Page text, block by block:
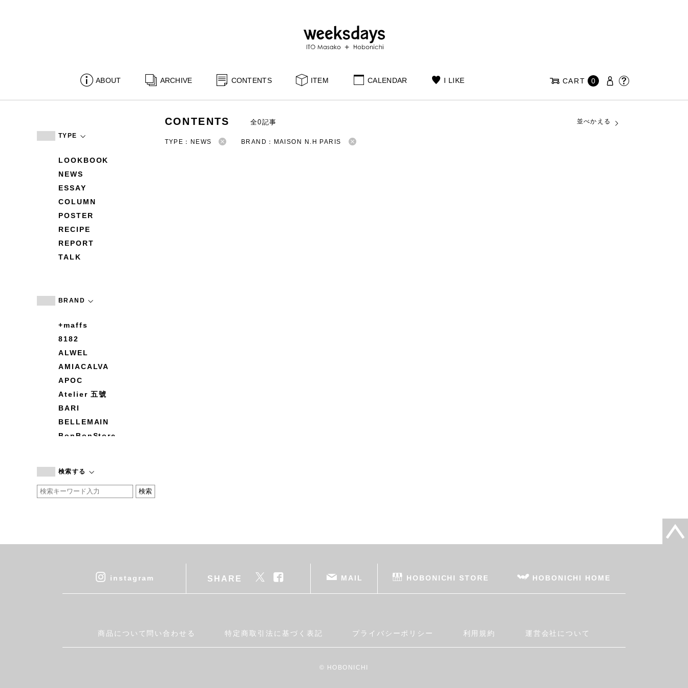
ABOUT ARCHIVE CONTENTS ITEM CALENDAR I LIKE CART 0
TYPE
LOOKBOOK
NEWS
ESSAY
COLUMN
POSTER
RECIPE
REPORT
TALK
BRAND
+maffs
8182
ALWEL
AMIACALVA
APOC
Atelier 五號
BARI
BELLEMAIN
BonBonStore
by basics
CATWORTH
cohan
DEAN & DELUCA
Fatima Morocco
検索する
CONTENTS 全0記事 並べかえる
TYPE：NEWS BRAND：MAISON N.H PARIS
instagram SHARE MAIL HOBONICHI STORE HOBONICHI HOME
商品について問い合わせる 特定商取引法に基づく表記 プライバシーポリシー 利用規約 運営会社について
© HOBONICHI